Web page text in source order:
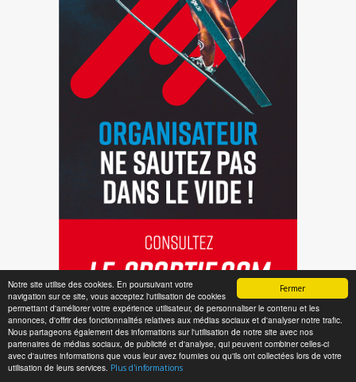
Fermer
Notre site utilise des cookies. En poursuivant votre
navigation sur ce site, vous acceptez l'utilisation de cookies
permettant d'améliorer votre expérience utilisateur, de personnaliser le contenu et les
annonces, d'offrir des fonctionnalités relatives aux médias sociaux et d'analyser notre trafic.
Nous partageons également des informations sur l'utilisation de notre site avec nos
partenaires de médias sociaux, de publicité et d'analyse, qui peuvent combiner celles-ci
avec d'autres informations que vous leur avez fournies ou qu'ils ont collectées lors de votre
utilisation de leurs services. Plus d'informations